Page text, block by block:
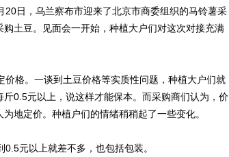
日，乌兰察布市迎来了北京市商委组织的马铃薯采
土豆。见面会一开始，种植大户们对这次对接充满
格。一谈到土豆价格等实质性问题，种植大户们就
0.5元以上，说这样才能保本。而采购商们认为，价
地定价。种植户们的情绪稍稍起了一些变化。
元以上就差不多，也包括包装。